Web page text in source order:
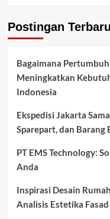
Postingan Terbaru
Bagaimana
Meningkatkan
Indonesia
Ekspedisi Jakarta
Sparepart, dan Barang
PT EMS Technology:
Anda
Inspirasi Desain
Analisis Estetika